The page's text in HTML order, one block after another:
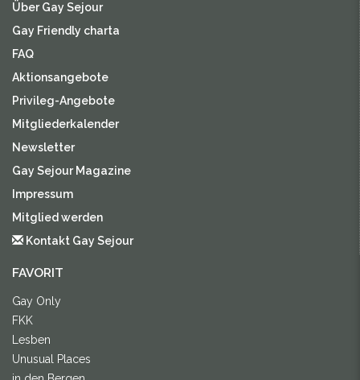
Über Gay Sejour
Gay Friendly charta
FAQ
Aktionsangebote
Privileg-Angebote
Mitgliederkalender
Newsletter
Gay Sejour Magazine
Impressum
Mitglied werden
Kontakt Gay Sejour
FAVORIT
Gay Only
FKK
Lesben
Unusual Places